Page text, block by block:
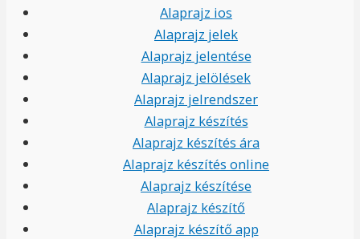
Alaprajz ios
Alaprajz jelek
Alaprajz jelentése
Alaprajz jelölések
Alaprajz jelrendszer
Alaprajz készítés
Alaprajz készítés ára
Alaprajz készítés online
Alaprajz készítése
Alaprajz készítő
Alaprajz készítő app